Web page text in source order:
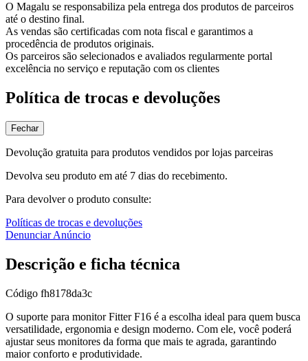
O Magalu se responsabiliza pela entrega dos produtos de parceiros
até o destino final.
As vendas são certificadas com nota fiscal e garantimos a
procedência de produtos originais.
Os parceiros são selecionados e avaliados regularmente portal
excelência no serviço e reputação com os clientes
Política de trocas e devoluções
Fechar
Devolução gratuita para produtos vendidos por lojas parceiras
Devolva seu produto em até 7 dias do recebimento.
Para devolver o produto consulte:
Políticas de trocas e devoluções
Denunciar Anúncio
Descrição e ficha técnica
Código fh8178da3c
O suporte para monitor Fitter F16 é a escolha ideal para quem busca
versatilidade, ergonomia e design moderno. Com ele, você poderá
ajustar seus monitores da forma que mais te agrada, garantindo
maior conforto e produtividade.